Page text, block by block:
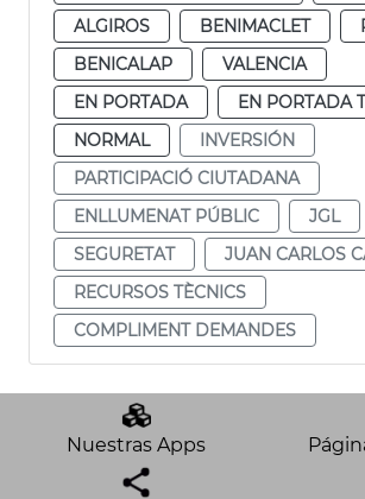
ALGIROS
BENIMACLET
BENICALAP
VALENCIA
EN PORTADA
EN PORTADA
NORMAL
INVERSIÓN
PARTICIPACIÓ CIUTADANA
ENLLUMENAT PÚBLIC
JGL
SEGURETAT
JUAN CARLOS
RECURSOS TÈCNICS
COMPLIMENT DEMANDES
Nuestras Apps